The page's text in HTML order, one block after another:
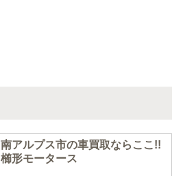
南アルプス市の車買取ならここ!!
櫛形モータース